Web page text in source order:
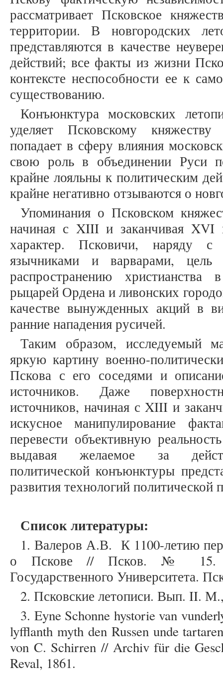
рассматривает Псковское
территории. В новгородских
представляются в качестве
действий; все факты из жизни
контексте неспособности ее к
существованию.
Конъюнктура московских
уделяет Псковскому
попадает в сферу влияния
свою роль в объединении Руси
крайне лояльны к политическим
крайне негативно отзываются о
Упоминания о Псковском
начиная с XIII и заканчивая XVI
характер. Псковичи, наряду с
язычниками и варварами, цель
распространению
рыцарей Ордена и ливонских
качестве вынужденных акций в
ранние нападения русичей.
Таким образом, исследуемый
яркую картину военно-
Пскова с его соседями и
источников. Даже
источников, начиная с XIII и
искусное манипулирование
перевести объективную
выдавая желаемое за
политической конъюнктуры
развития технологий
Список литературы:
1. Валеров А.В. К 1100-летию
о Пскове // Псков. № 15.
Государственного Университета.
2. Псковские летописи. Вып. II.
3. Eyne Schonne hystorie van
lyfflanth myth den Russen unde
von C. Schirren // Archiv für die
Reval, 1861.